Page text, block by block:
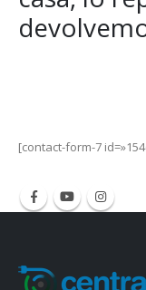
[contact-form-7